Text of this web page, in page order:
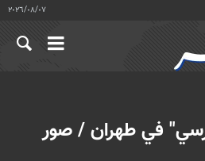
٠٧‏/٠٨‏/٢٠٢٦
في طهران / صور